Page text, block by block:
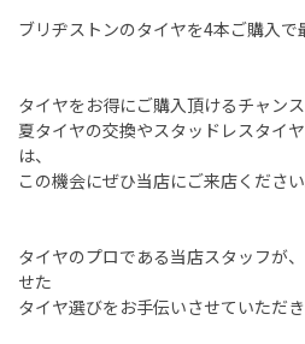
ブリヂストンのタイヤを4本ご購入で
タイヤをお得にご購入頂けるチャンス
夏タイヤの交換やスタッドレスタイ
は、
この機会にぜひ当店にご来店ください
タイヤのプロである当店スタッフが
せた
タイヤ選びをお手伝いさせていただき